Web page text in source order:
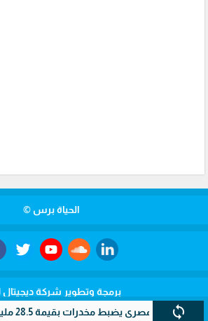
sync
يضبط مخدرات بقيمة 28.5 مليون دولار داخل مزرعتين سريتين بالإسماعيلية
الحياة برس ©
برمجة وتطوير شركة ديجيتال